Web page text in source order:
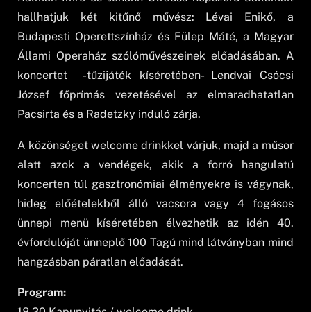
hallhatjuk két kitűnő művész: Lévai Enikő, a
Budapesti Operettszínház és Fülep Máté, a Magyar
Állami Operaház szólóművészeinek előadásában. A
koncertet -tűzijáték kíséretében- Lendvai Csócsi
József főprímás vezetésével az elmaradhatatlan
Pacsirta és a Radetzky induló zárja.
A közönséget welcome drinkkel várjuk, majd a műsor
alatt azok a vendégek, akik a forró hangulatú
koncerten túl gasztronómiai élményekre is vágynak,
hideg előételekből álló vacsora vagy 4 fogásos
ünnepi menü kíséretében élvezhetik az idén 40.
évfordulóját ünneplő 100 Tagú mind látványban mind
hangzásban páratlan előadását.
Program: